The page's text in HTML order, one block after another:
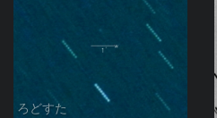
ろどすた